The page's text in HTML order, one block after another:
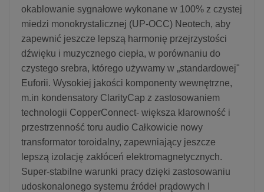
okablowanie sygnałowe wykonane w 100% z czystej
miedzi monokrystalicznej (UP-OCC) Neotech, aby
zapewnić jeszcze lepszą harmonię przejrzystości
dźwięku i muzycznego ciepła, w porównaniu do
czystego srebra, którego używamy w „standardowej"
Euforii. Wysokiej jakości komponenty wewnętrzne,
m.in kondensatory ClarityCap z zastosowaniem
technologii CopperConnect- większa klarowność i
przestrzenność toru audio Całkowicie nowy
transformator toroidalny, zapewniający jeszcze
lepszą izolację zakłóceń elektromagnetycznych.
Super-stabilne warunki pracy dzięki zastosowaniu
udoskonalonego systemu źródeł prądowych I